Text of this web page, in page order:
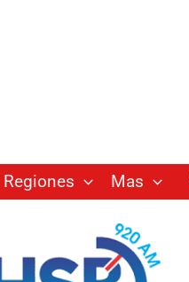
Regiones Mas